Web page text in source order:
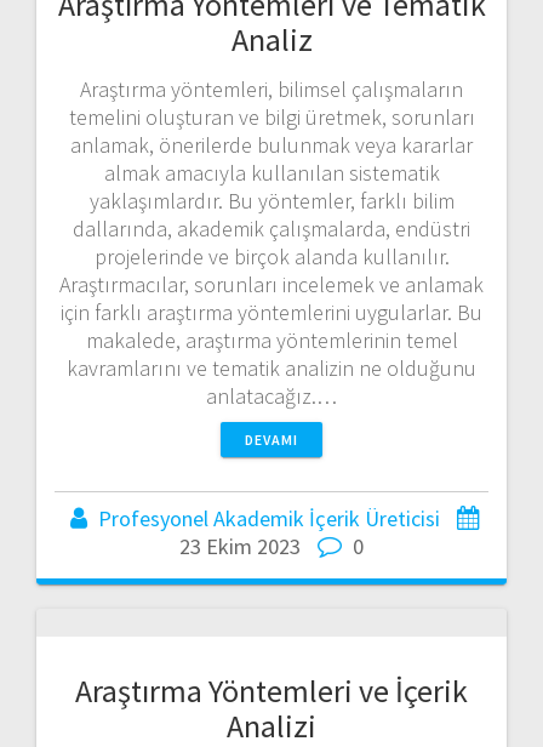
Analiz
Araştırma yöntemleri, bilimsel çalışmaların
temelini oluşturan ve bilgi üretmek, sorunları
anlamak, önerilerde bulunmak veya kararlar
almak amacıyla kullanılan sistematik
yaklaşımlardır. Bu yöntemler, farklı bilim
dallarında, akademik çalışmalarda, endüstri
projelerinde ve birçok alanda kullanılır.
Araştırmacılar, sorunları incelemek ve anlamak
için farklı araştırma yöntemlerini uygularlar. Bu
makalede, araştırma yöntemlerinin temel
kavramlarını ve tematik analizin ne olduğunu
anlatacağız.…
DEVAMI
Profesyonel Akademik İçerik Üreticisi
23 Ekim 2023
0
Araştırma Yöntemleri ve İçerik
Analizi